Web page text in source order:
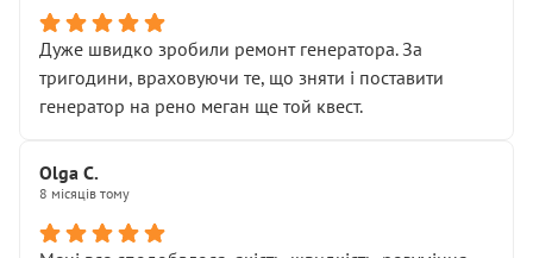
• прозорості в роботах і рахунках
• реальної діагностики, а не формального
“подивились і поїхав”
На жаль, складається враження, що сервіс працює не
Стосовно комунікації - все добре
Дуже швидко зробили ремонт генератора. За
тригодини, враховуючи те, що зняти і поставити
генератор на рено меган ще той квест.
Olga С.
8 місяців тому